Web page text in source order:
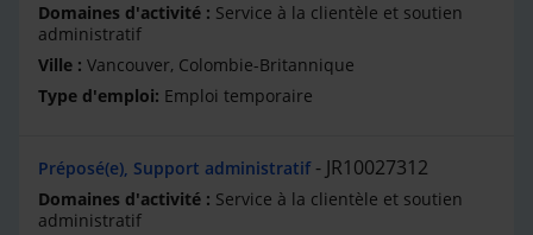
Service à la clientèle et soutien
administratif
Vancouver, Colombie-Britannique
Emploi temporaire
Préposé(e), Support administratif JR10027312
Service à la clientèle et soutien
administratif